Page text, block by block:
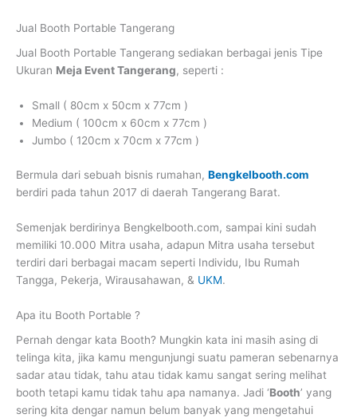
Jual Booth Portable Tangerang
Jual Booth Portable Tangerang sediakan berbagai jenis Tipe
Ukuran Meja Event Tangerang, seperti :
Small ( 80cm x 50cm x 77cm )
Medium ( 100cm x 60cm x 77cm )
Jumbo ( 120cm x 70cm x 77cm )
Bermula dari sebuah bisnis rumahan, Bengkelbooth.com
berdiri pada tahun 2017 di daerah Tangerang Barat.
Semenjak berdirinya Bengkelbooth.com, sampai kini sudah
memiliki 10.000 Mitra usaha, adapun Mitra usaha tersebut
terdiri dari berbagai macam seperti Individu, Ibu Rumah
Tangga, Pekerja, Wirausahawan, & UKM.
Apa itu Booth Portable ?
Pernah dengar kata Booth? Mungkin kata ini masih asing di
telinga kita, jika kamu mengunjungi suatu pameran sebenarnya
sadar atau tidak, tahu atau tidak kamu sangat sering melihat
booth tetapi kamu tidak tahu apa namanya. Jadi ‘Booth’ yang
sering kita dengar namun belum banyak yang mengetahui